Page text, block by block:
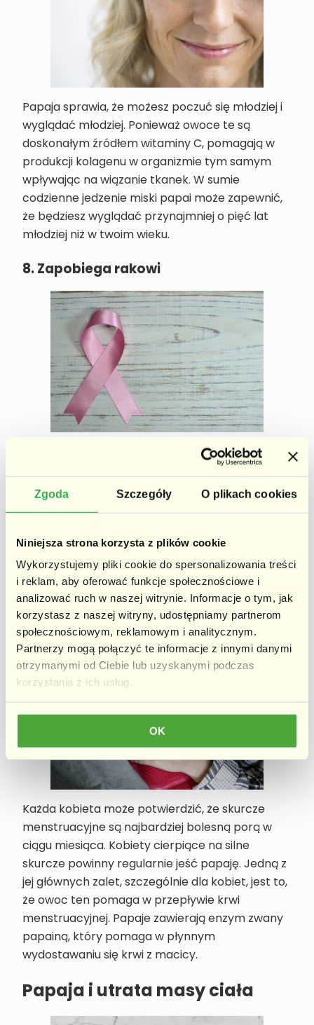
Zgoda Szczegóły O plikach cookies
Niniejsza strona korzysta z plików cookie
Wykorzystujemy pliki cookie do spersonalizowania treści
i reklam, aby oferować funkcje społecznościowe i
analizować ruch w naszej witrynie. Informacje o tym, jak
korzystasz z naszej witryny, udostępniamy partnerom
społecznościowym, reklamowym i analitycznym.
Partnerzy mogą połączyć te informacje z innymi danymi
otrzymanymi od Ciebie lub uzyskanymi podczas
korzystania z ich usług.
OK
Papaja sprawia, że możesz poczuć się młodziej i
wyglądać młodziej. Ponieważ owoce te są
doskonałym źródłem witaminy C, pomagają w
produkcji kolagenu w organizmie tym samym
wpływając na wiązanie tkanek. W sumie
codzienne jedzenie miski papai może zapewnić,
że będziesz wyglądać przynajmniej o pięć lat
młodziej niż w twoim wieku.
8. Zapobiega rakowi
Badania wykazały, że można zapobiec
gromadzeniu się komórek rakowych poprzez
codzienną dawkę przeciwutleniaczy,
flawonoidów i składników odżywczych. Przypadki
zmniejszane poprzez codzienne spożywanie
papai. Warto jednak skonsultować to wcześniej z
lekarzem specjalistą.
[elementor-template id=”83457″]
9. Łagodzi ból menstruacyjny
Każda kobieta może potwierdzić, że skurcze
menstruacyjne są najbardziej bolesną porą w
ciągu miesiąca. Kobiety cierpiące na silne
skurcze powinny regularnie jeść papaję. Jedną z
jej głównych zalet, szczególnie dla kobiet, jest to,
że owoc ten pomaga w przepływie krwi
menstruacyjnej. Papaje zawierają enzym zwany
papainą, który pomaga w płynnym
wydostawaniu się krwi z macicy.
Papaja i utrata masy ciała